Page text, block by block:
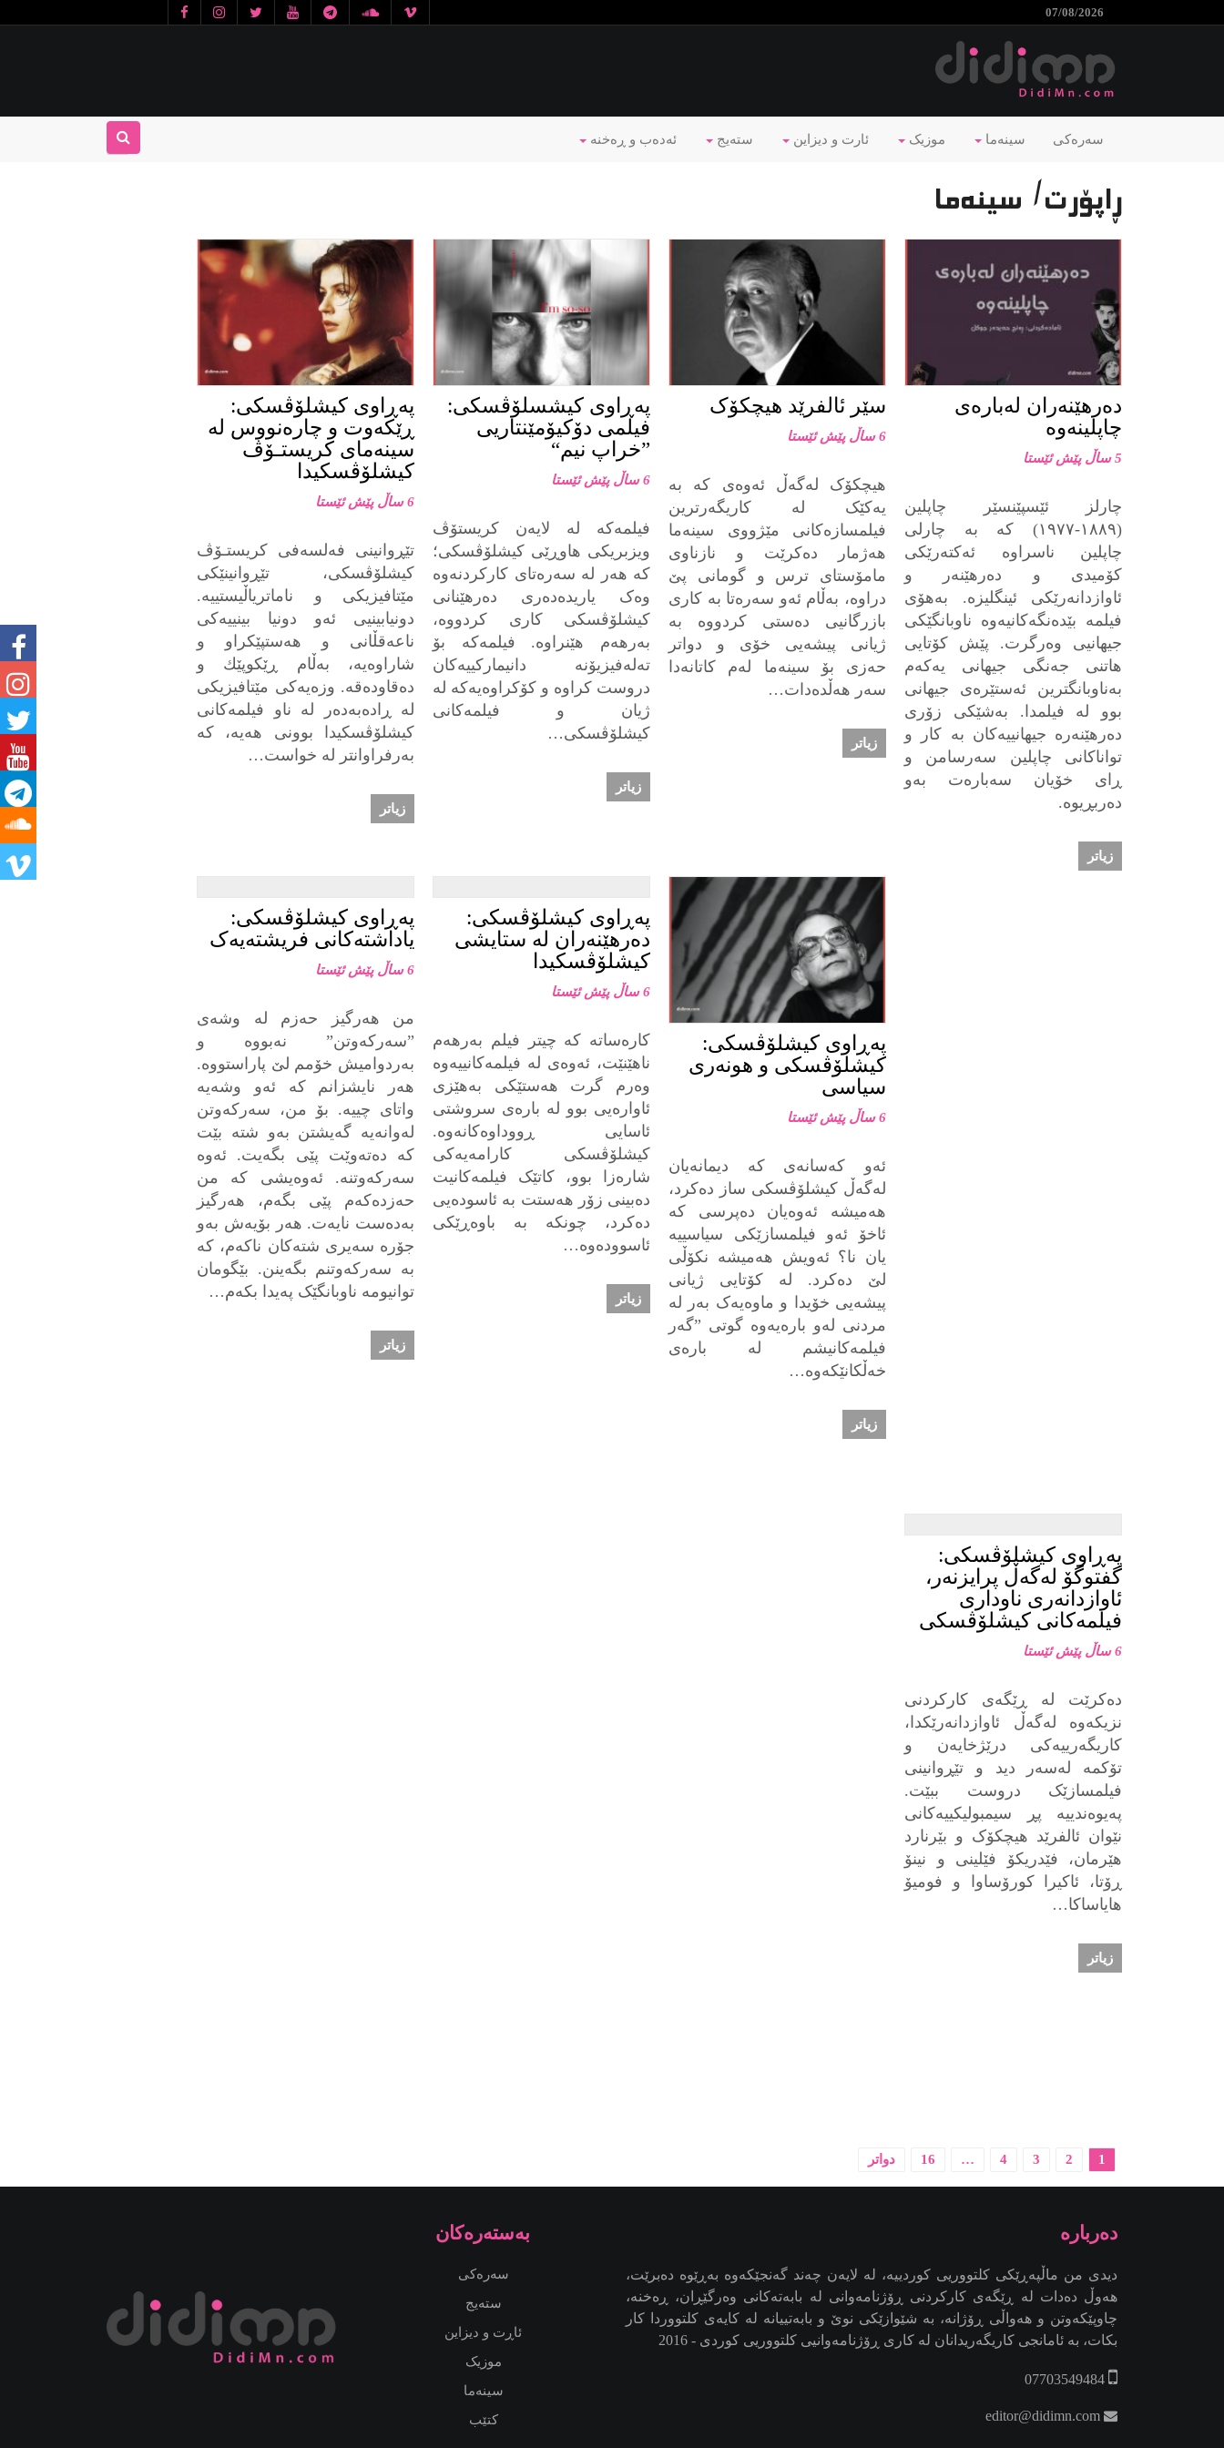
07/08/2026
ئه‌ده‌ب و ڕه‌خنه‌ ستەیج ئارت و دیزاین موزیک سینەما سەرەکی
ڕاپۆرت/ سینەما
ده‌رهێنه‌ران له‌باره‌ی
چاپلینه‌وه‌
5 ساڵ پێش ئێستا
چارلز ئێسپێنسێر چاپلین
(١٨٨٩-١٩٧٧) كه‌ به‌ چارلی
چاپلین ناسراوه‌ ئەکتەرێکی
کۆمیدی و دەرھێنەر و
ئاوازدانەرێکی ئینگلیزە. بەھۆی
فیلمە بێدەنگەکانیەوە ناوبانگێكی
جیهانیی وه‌رگرت. پێش کۆتایی
ھاتنی جەنگی جیھانی یەکەم
بەناوبانگترین ئەستێرەی جیھانی
بوو لە فیلمدا. به‌شێكی زۆری
ده‌رهێنه‌ره‌ جیهانییه‌كان به‌ كار و
تواناكانی چاپلین سه‌رسامن و
ڕای خۆیان سه‌باره‌ت به‌و
ده‌ربڕیوه‌.
زیاتر
سێر ئالفرێد هیچکۆک
6 ساڵ پێش ئێستا
هیچکۆک لەگەڵ ئەوەی کە بە
یەکێک لە کاریگەرترین
فیلمسازەکانی مێژووی سینەما
هەژمار دەکرێت و نازناوی
مامۆستای ترس و گومانی پێ
دراوە، بەڵام ئەو سەرەتا بە کاری
بازرگانیی دەستی کردووە بە
ژیانی پیشەیی خۆی و دواتر
حەزی بۆ سینەما لەم کاتانەدا
سەر هەڵدەدات…
زیاتر
پەڕاوی کیشسلۆڤسکی:
فیلمی دۆکیۆمێنتاریی
”خراپ نیم“
6 ساڵ پێش ئێستا
فیلمەکە لە لایەن کریستۆڤ
ویزبریکی هاوڕێی کیشلۆڤسکی؛
کە هەر لە سەرەتای کارکردنەوە
وەک یاریدەدەری دەرهێنانی
کیشلۆڤسکی کاری کردووە،
بەرهەم هێنراوە. فیلمەکە بۆ
تەلەفیزیۆنە دانیمارکییەکان
دروست کراوە و کۆکراوەیەکە لە
ژیان و فیلمەکانی
کیشلۆڤسکی…
زیاتر
پەڕاوی کیشلۆڤسکی:
ڕێكەوت و چارەنووس له
سينەماى كريستـۆڤ
كيشلۆڤسكيدا
6 ساڵ پێش ئێستا
تێڕوانينى فەلسەفى كريستـۆڤ
كيشلۆڤسكى، تێڕوانينێكى
مێتافيزيكى و ناماترياڵيستييه.
دونيابينیی ئەو دونيا بينييەكى
ناعەقڵانى و هەستپێكراو و
شاراوەيه، بەڵام ڕێكوپێك و
دەقاودەقه. وزەيەكى مێتافيزيكى
له ڕادەبەدەر لە ناو فيلمەكانى
كيشلۆڤسكيدا بوونى هەيە، كە
بەرفراوانتر له خواست…
زیاتر
پەڕاوی کیشلۆڤسکی:
کیشلۆڤسکی و هونەری
سیاسی
6 ساڵ پێش ئێستا
ئەو کەسانەی کە دیمانەیان
لەگەڵ کیشلۆڤسکی ساز دەکرد،
هەمیشە ئەوەیان دەپرسی کە
ئاخۆ ئەو فیلمسازێکی سیاسییە
یان نا؟ ئەویش هەمیشە نکۆڵی
لێ دەکرد. لە کۆتایی ژیانی
پیشەیی خۆیدا و ماوەیەک بەر لە
مردنی لەو بارەیەوە گوتی ”گەر
فیلمەکانیشم لە بارەی
خەڵکانێکەوە…
زیاتر
پەڕاوی کیشلۆڤسکی:
دەرهێنەران لە ستایشی
کیشلۆڤسکیدا
6 ساڵ پێش ئێستا
کارەساتە کە چیتر فیلم بەرھەم
ناھێنێت، ئەوەی لە فیلمەکانییەوە
وەرم گرت ھەستێکی بەھێزی
ئاوارەیی بوو لە بارەی سروشتی
ئاسایی ڕووداوەکانەوە.
کیشلۆڤسکی کارامەیەکی
شارەزا بوو، کاتێک فیلمەکانیت
دەبینی زۆر ھەستت بە ئاسودەیی
دەکرد، چونکە بە باوەڕێکی
ئاسوودەوە…
زیاتر
پەڕاوی کیشلۆڤسکی:
یاداشتەکانی فریشتەیەک
6 ساڵ پێش ئێستا
من هەرگیز حەزم لە وشەی
”سەرکەوتن” نەبووە و
بەردوامیش خۆمم لێ پاراستووە.
هەر نایشزانم کە ئەو وشەیە
واتای چییە. بۆ من، سەرکەوتن
لەوانەیە گەیشتن بەو شتە بێت
کە دەتەوێت پێی بگەیت. ئەوە
سەرکەوتنە. ئەوەیشی کە من
حەزدەکەم پێی بگەم، هەرگیز
بەدەست نایەت. هەر بۆیەش بەو
جۆرە سەیری شتەکان ناکەم، کە
بە سەرکەوتنم بگەینن. بێگومان
توانیومە ناوبانگێک پەیدا بکەم…
زیاتر
پەڕاوی کیشلۆڤسکی:
گفتوگۆ لەگەڵ پرایزنەر،
ئاوازدانەری ناوداری
فیلمەکانی کیشلۆڤسکی
6 ساڵ پێش ئێستا
دەکرێت لە ڕێگەی کارکردنی
نزیکەوە لەگەڵ ئاوازدانەرێکدا،
کاریگەرییەکی درێژخایەن و
تۆکمە لەسەر دید و تێڕوانینی
فیلمسازێک دروست ببێت.
پەیوەندییە پڕ سیمبولیکییەکانی
نێوان ئالفرێد هیچکۆک و بێرنارد
هێرمان، فێدریکۆ فێلینی و نینۆ
ڕۆتا، ئاکیرا کورۆساوا و فومیۆ
هایاساکا…
زیاتر
1
2
3
4
…
16 دواتر
به‌سته‌ره‌كان
سەرەکی
ستەیج
ئاڕت و دیزاین
موزیک
سینەما
کتێب
دیدی من ماڵپەڕێکی کلتووریی کوردییە، لە لایەن چەند گەنجێكه‌وه‌ بەڕێوە دەبرێت،
هەوڵ دەدات لە ڕێگەی کارکردنی ڕۆژنامەوانی لە بابەتەکانی وەرگێڕان، ڕەخنە،
چاوپێکەوتن و هەواڵی ڕۆژانە، بە شێوازێکی نوێ و بابەتییانە لە کایەی کلتووردا کار
بکات، بە ئامانجی کاریگەریدانان لە کاری ڕۆژنامەوانیی کلتووریی کوردی - 2016
07703549484
editor@didimn.com